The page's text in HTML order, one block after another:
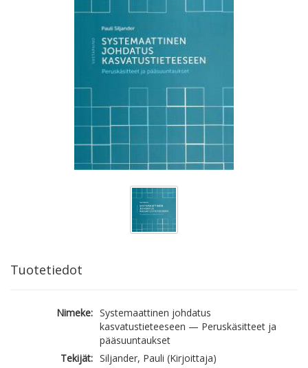
Tuotetiedot
Nimeke: Systemaattinen johdatus
kasvatustieteeseen — Peruskäsitteet ja
pääsuuntaukset
Tekijät: Siljander, Pauli (Kirjoittaja)